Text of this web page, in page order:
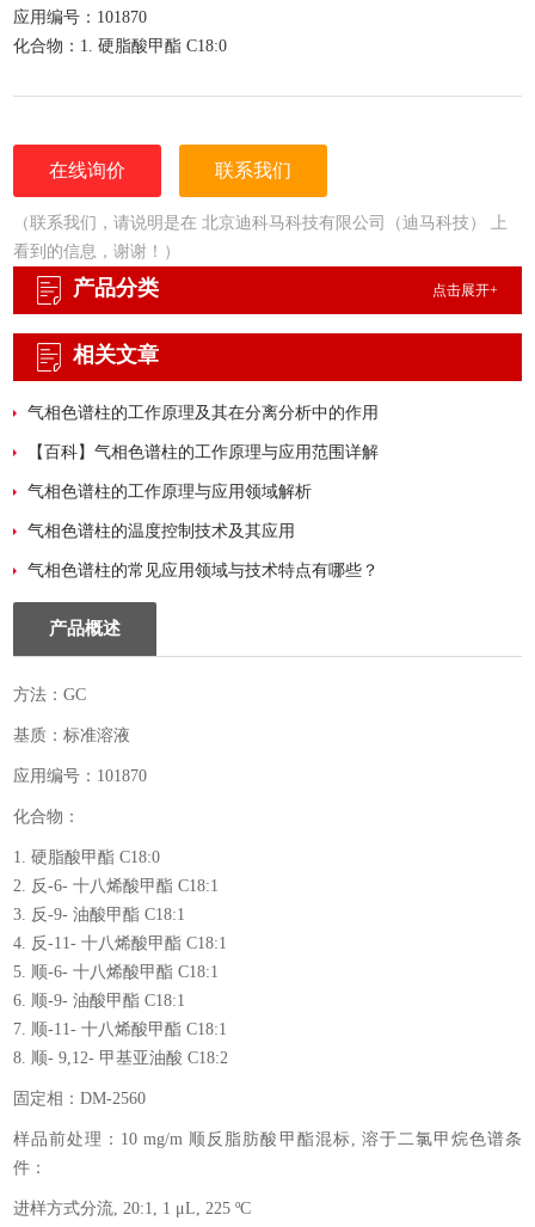
应用编号：101870
化合物：1. 硬脂酸甲酯 C18:0
5. 顺-6- 十八烯酸甲酯 C18:1
7. 顺-11- 十八烯酸甲酯 C18:1
8. 顺- 9,12- 甲基亚油酸 C18:2
固定相
在线询价 联系我们
（联系我们，请说明是在 北京迪科马科技有限公司（迪马科技） 上
看到的信息，谢谢！）
产品分类 点击展开+
相关文章
气相色谱柱的工作原理及其在分离分析中的作用
【百科】气相色谱柱的工作原理与应用范围详解
气相色谱柱的工作原理与应用领域解析
气相色谱柱的温度控制技术及其应用
气相色谱柱的常见应用领域与技术特点有哪些？
产品概述
方法：GC
基质：标准溶液
应用编号：101870
化合物：
1. 硬脂酸甲酯 C18:0
2. 反-6- 十八烯酸甲酯 C18:1
3. 反-9- 油酸甲酯 C18:1
4. 反-11- 十八烯酸甲酯 C18:1
5. 顺-6- 十八烯酸甲酯 C18:1
6. 顺-9- 油酸甲酯 C18:1
7. 顺-11- 十八烯酸甲酯 C18:1
8. 顺- 9,12- 甲基亚油酸 C18:2
固定相：DM-2560
样品前处理：10 mg/m 顺反脂肪酸甲酯混标, 溶于二氯甲烷色谱条
件：
进样方式分流, 20:1, 1 μL, 225 ºC